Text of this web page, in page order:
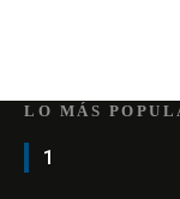
LO MÁS
1